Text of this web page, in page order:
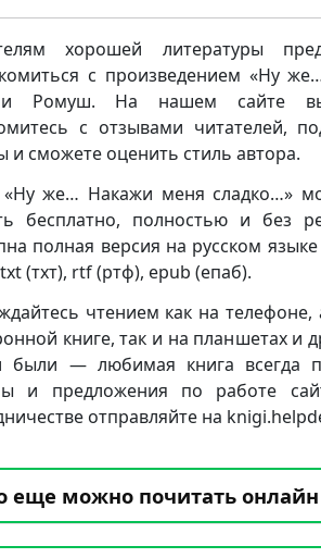
хорошей литературы
с произведением «Ну
Ромуш. На нашем сайте вы
с отзывами читателей,
и сможете оценить стиль автора.
«Ну же… Накажи меня сладко…»
бесплатно, полностью и без
полная версия на русском
(тхт), rtf (ртф), epub (епаб).
чтением как на
книге, так и на планшетах и
— любимая книга всегда
и предложения по работе
отправляйте на
еще можно почитать